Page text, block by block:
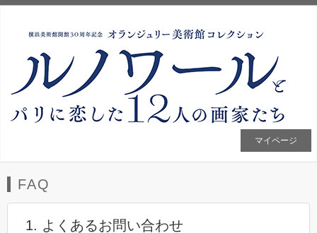
マイページ
FAQ
1. よくあるお問い合わせ